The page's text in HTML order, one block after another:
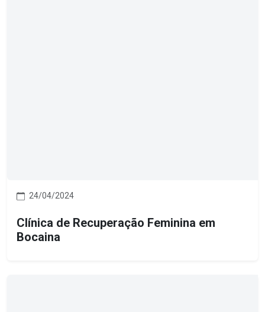
24/04/2024
Clínica de Recuperação Feminina em
Bocaina